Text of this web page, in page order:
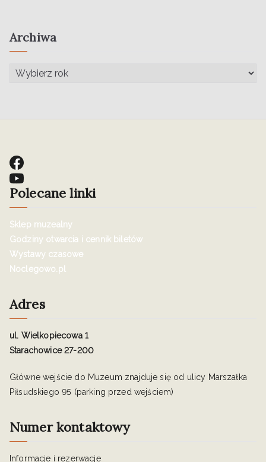
Archiwa
Polecane linki
Sklep muzealny
Godziny otwarcia i cennik biletów
Wystawy czasowe
Noclegowo.pl
Adres
ul. Wielkopiecowa 1
Starachowice 27-200
Główne wejście do Muzeum znajduje się od ulicy Marszałka
Piłsudskiego 95 (parking przed wejściem)
Numer kontaktowy
Informacje i rezerwacje